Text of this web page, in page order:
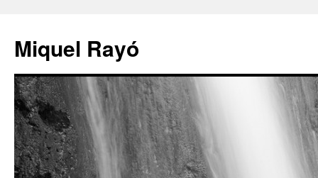
Miquel Rayó